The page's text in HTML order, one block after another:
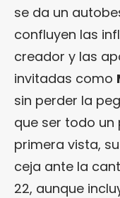
se da un
confluyen las
creador y las
invitadas como
sin perder la
que ser todo un
primera vista,
ceja ante la
22, aunque